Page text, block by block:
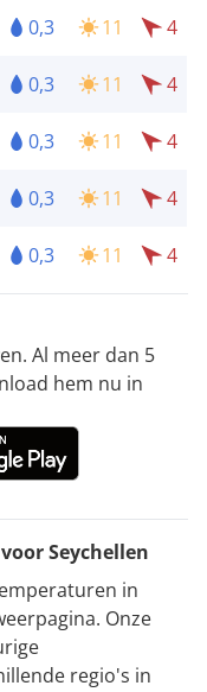
0,3 11 4
0,3 11 4
0,3 11 4
0,3 11 4
0,3 11 4
Al meer dan 5
hem nu in
Seychellen
in
Onze
regio's in